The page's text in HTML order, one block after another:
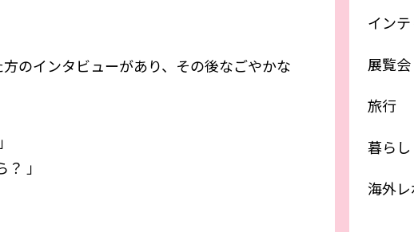
のインタビューがあり、その後なごやかな
」
イン
展覧会
旅行
暮らし
海外